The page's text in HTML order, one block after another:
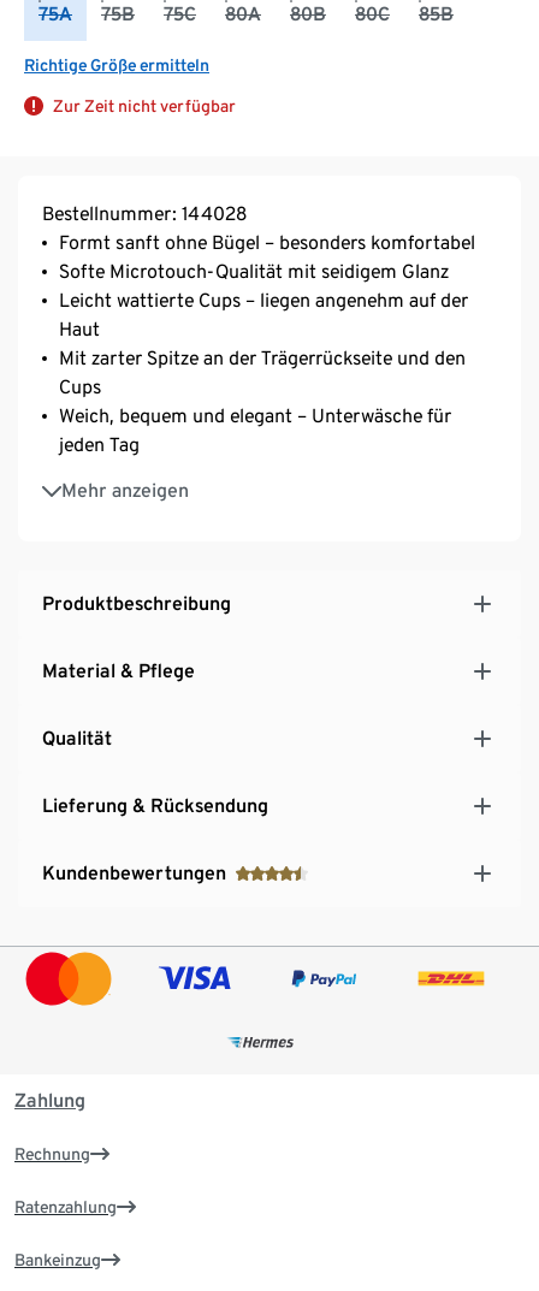
75A 75B 75C 80A 80B 80C 85B
Richtige Größe ermitteln
Zur Zeit nicht verfügbar
Bestellnummer: 144028
Formt sanft ohne Bügel – besonders komfortabel
Softe Microtouch-Qualität mit seidigem Glanz
Leicht wattierte Cups – liegen angenehm auf der
Haut
Mit zarter Spitze an der Trägerrückseite und den
Cups
Weich, bequem und elegant – Unterwäsche für
jeden Tag
Mehr anzeigen
Mit Elasthan: formbeständig, perfekter Sitz, hoher
Tragekomfort
– besonders weich und hautsympathisch
Produktbeschreibung
Material & Pflege
Qualität
Lieferung & Rücksendung
Kundenbewertungen
Zahlung
Rechnung
Ratenzahlung
Bankeinzug